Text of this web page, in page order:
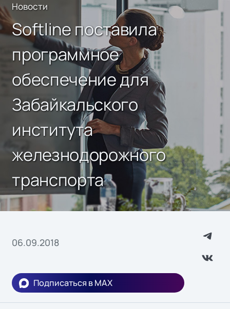
Новости
Softline поставила
программное
обеспечение для
Забайкальского
института
железнодорожного
транспорта
06.09.2018
Подписаться в MAX